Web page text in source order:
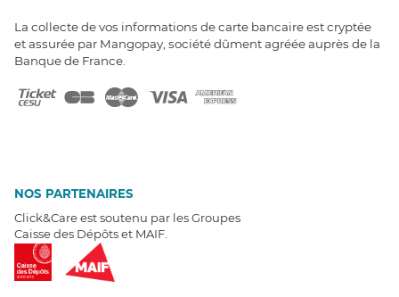
La collecte de vos informations de carte bancaire est cryptée
et assurée par Mangopay, société dûment agréée auprès de la
Banque de France.
NOS PARTENAIRES
Click&Care est soutenu par les Groupes
Caisse des Dépôts et MAIF.